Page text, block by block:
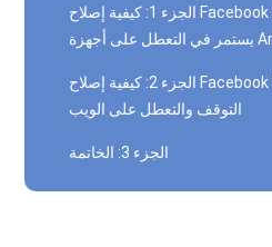
الجزء 1: كيفية إصلاح Facebook messenger الذي
الجزء 2: كيفية إصلاح Facebook Messenger يستمر في
التوقف والتعطل على الويب
الجزء 3: الخاتمة